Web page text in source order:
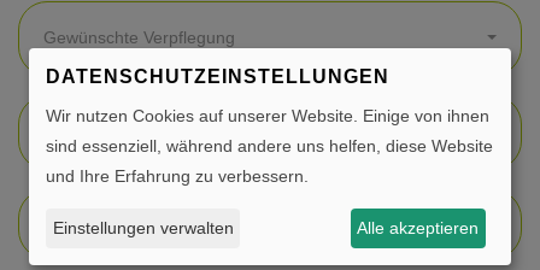
Gewünschte Verpflegung
DATENSCHUTZEINSTELLUNGEN
Wir nutzen Cookies auf unserer Website. Einige von ihnen
sind essenziell, während andere uns helfen, diese Website
und Ihre Erfahrung zu verbessern.
Einstellungen verwalten Alle akzeptieren